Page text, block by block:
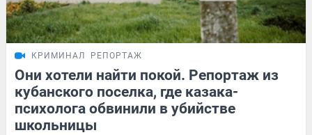
КРИМИНАЛ РЕПОРТАЖ
Они хотели найти покой. Репортаж из
кубанского поселка, где казака-
психолога обвинили в убийстве
школьницы